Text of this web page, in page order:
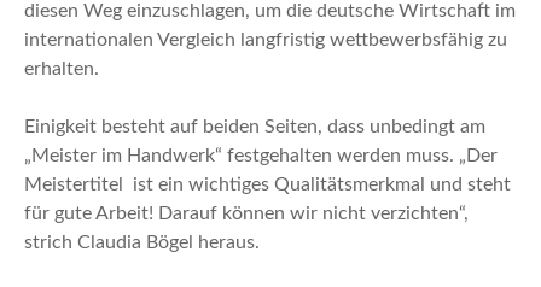
diesen Weg einzuschlagen, um die deutsche Wirtschaft im
internationalen Vergleich langfristig wettbewerbsfähig zu
erhalten.
Einigkeit besteht auf beiden Seiten, dass unbedingt am
„Meister im Handwerk“ festgehalten werden muss. „Der
Meistertitel ist ein wichtiges Qualitätsmerkmal und steht
für gute Arbeit! Darauf können wir nicht verzichten“,
strich Claudia Bögel heraus.